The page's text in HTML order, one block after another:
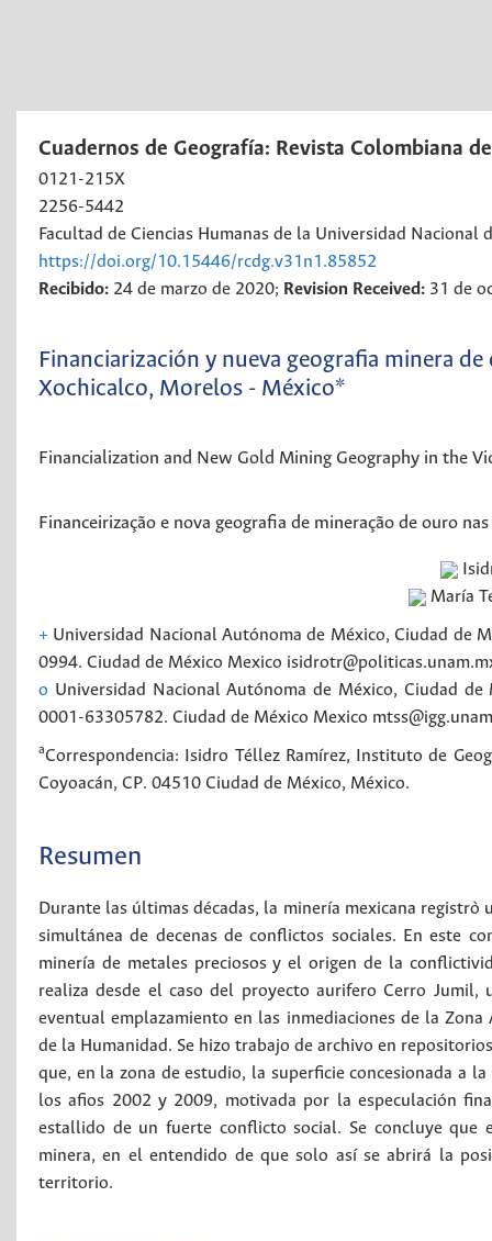
Cuadernos de Geografía: Revista Colombiana
0121-215X
2256-5442
Facultad de Ciencias Humanas de la Universidad Nacional
https://doi.org/10.15446/rcdg.v31n1.85852
Recibido: 24 de marzo de 2020; Revision Received: 31 de
Financiarización y nueva geografia minera
Xochicalco, Morelos - México*
Financialization and New Gold Mining Geography in the
Financeirização e nova geografia de mineração de ouro
María
+ Universidad Nacional Autónoma de México, Ciudad de
0994. Ciudad de México Mexico
o Universidad Nacional Autónoma de México, Ciudad
0001-63305782. Ciudad de México Mexico
aCorrespondencia: Isidro Téllez Ramírez, Instituto de
Coyoacán, CP. 04510 Ciudad de México, México.
Resumen
Durante las últimas décadas, la minería mexicana
simultánea de decenas de conflictos sociales. En este
minería de metales preciosos y el origen de la
realiza desde el caso del proyecto aurifero Cerro
eventual emplazamiento en las inmediaciones de la
de la Humanidad. Se hizo trabajo de archivo en
que, en la zona de estudio, la superficie concesionada a
los afios 2002 y 2009, motivada por la especulación
estallido de un fuerte conflicto social. Se concluye que
minera, en el entendido de que solo así se abrirá la
territorio.